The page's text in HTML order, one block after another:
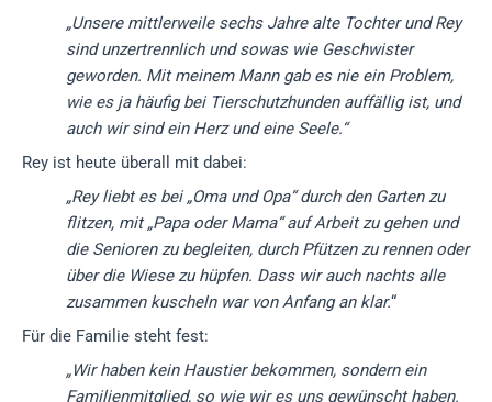
„Unsere mittlerweile sechs Jahre alte Tochter und Rey
sind unzertrennlich und sowas wie Geschwister
geworden. Mit meinem Mann gab es nie ein Problem,
wie es ja häufig bei Tierschutzhunden auffällig ist, und
auch wir sind ein Herz und eine Seele.“
Rey ist heute überall mit dabei:
„Rey liebt es bei „Oma und Opa“ durch den Garten zu
flitzen, mit „Papa oder Mama“ auf Arbeit zu gehen und
die Senioren zu begleiten, durch Pfützen zu rennen oder
über die Wiese zu hüpfen. Dass wir auch nachts alle
zusammen kuscheln war von Anfang an klar.“
Für die Familie steht fest:
„Wir haben kein Haustier bekommen, sondern ein
Familienmitglied, so wie wir es uns gewünscht haben.